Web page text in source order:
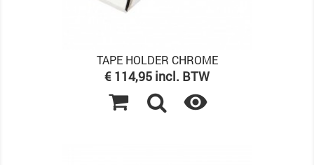
TAPE HOLDER CHROME
Prijs
€ 114,95 incl. BTW
